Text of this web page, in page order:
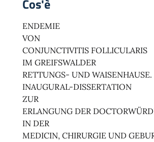
Cos'è
ENDEMIE
VON
CONJUNCTIVITIS FOLLICULARIS
IM GREIFSWALDER
RETTUNGS- UND WAISENHAUSE.
INAUGURAL-DISSERTATION
ZUR
ERLANGUNG DER
IN DER
MEDICIN, CHIRURGIE UND